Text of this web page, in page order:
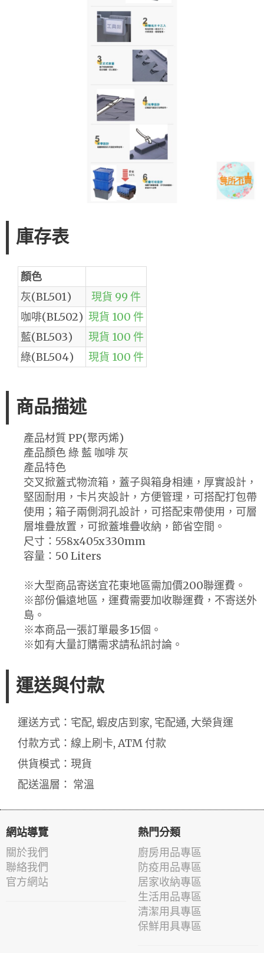
庫存表
顏色
灰(BL501)
現貨 99 件
咖啡(BL502) 現貨 100 件
藍(BL503)
現貨 100 件
綠(BL504)
現貨 100 件
商品描述
產品材質 PP(聚丙烯)
產品顏色 綠 藍 咖啡 灰
產品特色
交叉掀蓋式物流箱，蓋子與箱身相連，厚實設計，
堅固耐用，卡片夾設計，方便管理，可搭配打包帶
使用；箱子兩側洞孔設計，可搭配束帶使用，可層
層堆疊放置，可掀蓋堆疊收納，節省空間。
尺寸：558x405x330mm
容量：50 Liters
※大型商品寄送宜花東地區需加價200聯運費。
※部份偏遠地區，運費需要加收聯運費，不寄送外
島。
※本商品一張訂單最多15個。
※如有大量訂購需求請私訊討論。
運送與付款
運送方式：宅配, 蝦皮店到家, 宅配通, 大榮貨運
付款方式：線上刷卡, ATM 付款
供貨模式：現貨
配送溫層： 常溫
網站導覽
關於我們
聯絡我們
官方網站
熱門分類
廚房用品專區
防疫用品專區
居家收納專區
生活用品專區
清潔用具專區
保鮮用具專區